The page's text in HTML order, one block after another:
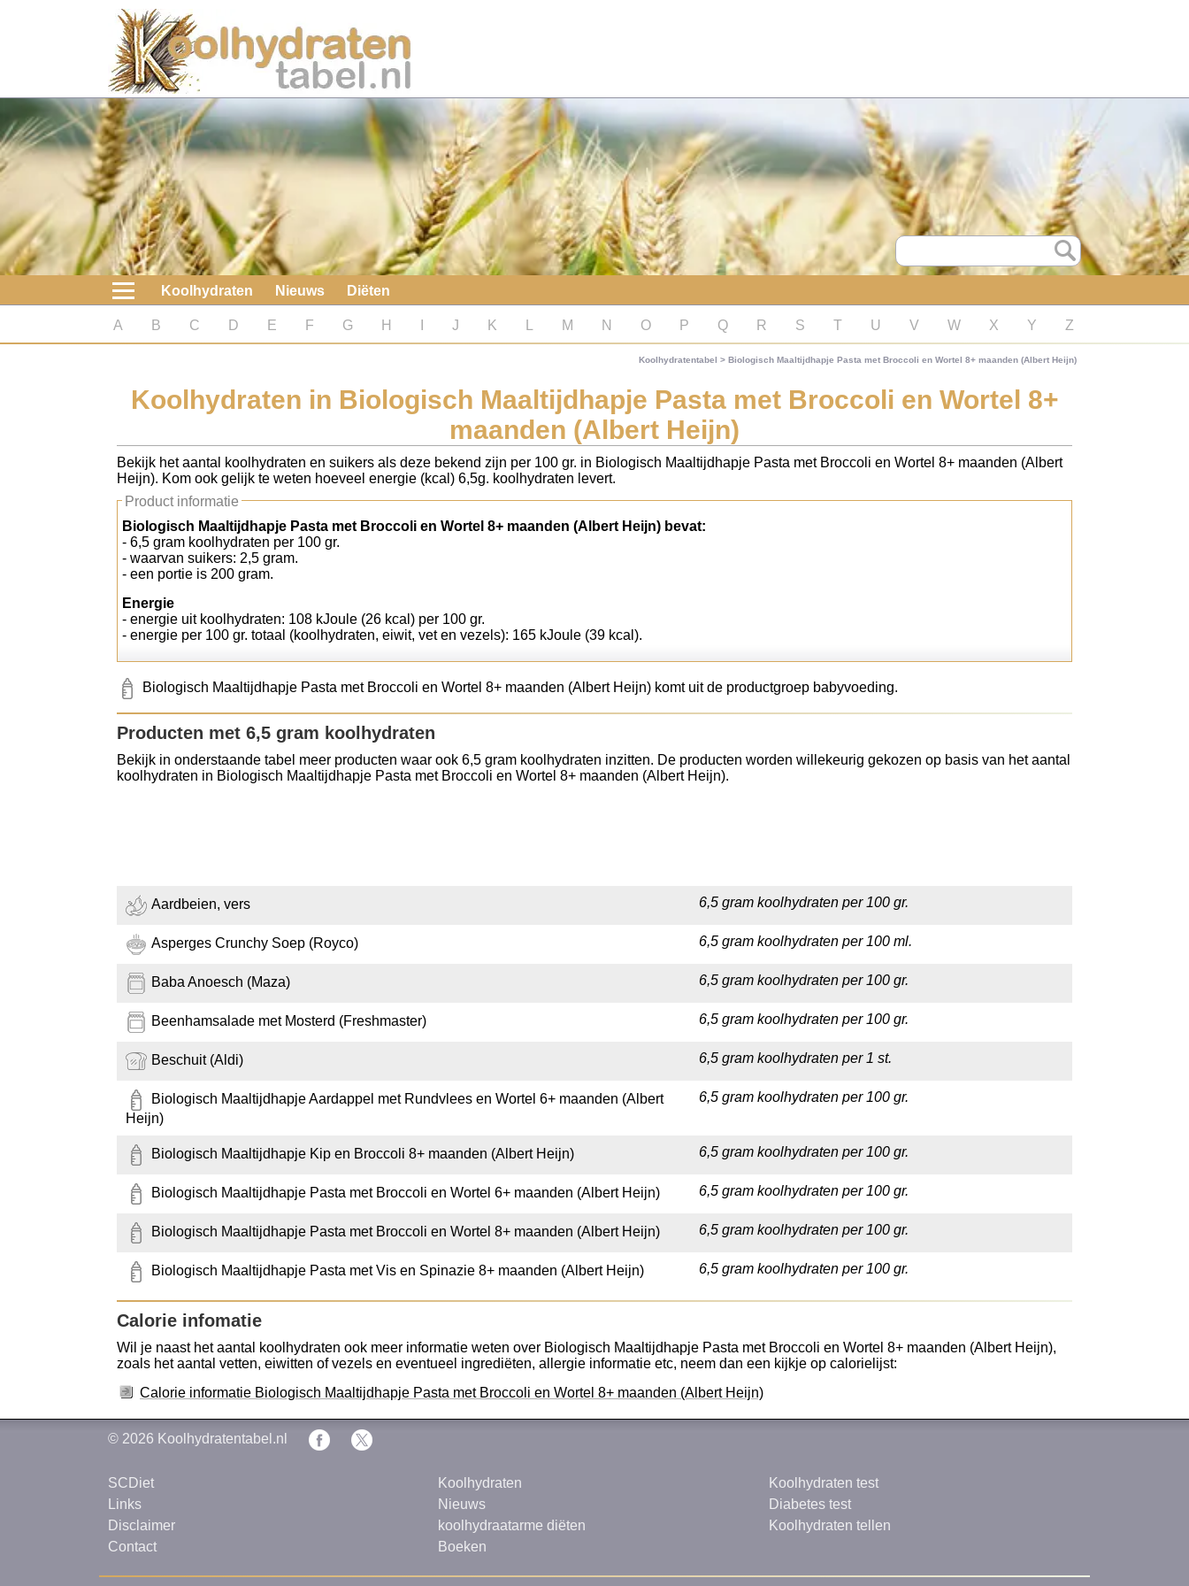
Koolhydraten
Nieuws
Koolhydraatarme diëten
Boeken
koolhydraatarme diëten
Diabetes test
Koolhydraten Nieuws Diëten
A B C D E F G H J K M N O P Q R S T U V W X Y Z
Koolhydratentabel > Biologisch Maaltijdhapje Pasta met Broccoli en Wortel 8+ maanden (Albert Heijn)
Koolhydraten in Biologisch Maaltijdhapje Pasta met Broccoli en Wortel 8+
maanden (Albert Heijn)
Bekijk het aantal koolhydraten en suikers als deze bekend zijn per 100 gr. in Biologisch Maaltijdhapje Pasta met Broccoli en Wortel 8+ maanden (Albert
Heijn). Kom ook gelijk te weten hoeveel energie (kcal) 6,5g. koolhydraten levert.
Product informatie
Biologisch Maaltijdhapje Pasta met Broccoli en Wortel 8+ maanden (Albert Heijn) bevat:
- 6,5 gram koolhydraten per 100 gr.
- waarvan suikers: 2,5 gram.
- een portie is 200 gram.
Energie
- energie uit koolhydraten: 108 kJoule (26 kcal) per 100 gr.
- energie per 100 gr. totaal (koolhydraten, eiwit, vet en vezels): 165 kJoule (39 kcal).
Biologisch Maaltijdhapje Pasta met Broccoli en Wortel 8+ maanden (Albert Heijn) komt uit de productgroep babyvoeding.
Producten met 6,5 gram koolhydraten
Bekijk in onderstaande tabel meer producten waar ook 6,5 gram koolhydraten inzitten. De producten worden willekeurig gekozen op basis van het aantal
koolhydraten in Biologisch Maaltijdhapje Pasta met Broccoli en Wortel 8+ maanden (Albert Heijn).
Aardbeien, vers 6,5 gram koolhydraten per 100 gr.
Asperges Crunchy Soep (Royco) 6,5 gram koolhydraten per 100 ml.
Baba Anoesch (Maza) 6,5 gram koolhydraten per 100 gr.
Beenhamsalade met Mosterd (Freshmaster) 6,5 gram koolhydraten per 100 gr.
Beschuit (Aldi) 6,5 gram koolhydraten per 1 st.
Biologisch Maaltijdhapje Aardappel met Rundvlees en Wortel 6+ maanden (Albert
Heijn)
6,5 gram koolhydraten per 100 gr.
Biologisch Maaltijdhapje Kip en Broccoli 8+ maanden (Albert Heijn) 6,5 gram koolhydraten per 100 gr.
Biologisch Maaltijdhapje Pasta met Broccoli en Wortel 6+ maanden (Albert Heijn) 6,5 gram koolhydraten per 100 gr.
Biologisch Maaltijdhapje Pasta met Broccoli en Wortel 8+ maanden (Albert Heijn) 6,5 gram koolhydraten per 100 gr.
Biologisch Maaltijdhapje Pasta met Vis en Spinazie 8+ maanden (Albert Heijn) 6,5 gram koolhydraten per 100 gr.
Calorie infomatie
Wil je naast het aantal koolhydraten ook meer informatie weten over Biologisch Maaltijdhapje Pasta met Broccoli en Wortel 8+ maanden (Albert Heijn),
zoals het aantal vetten, eiwitten of vezels en eventueel ingrediëten, allergie informatie etc, neem dan een kijkje op calorielijst:
Calorie informatie Biologisch Maaltijdhapje Pasta met Broccoli en Wortel 8+ maanden (Albert Heijn)
© 2026 Koolhydratentabel.nl
SCDiet
Links
Disclaimer
Contact
Koolhydraten
Nieuws
koolhydraatarme diëten
Boeken
Koolhydraten test
Diabetes test
Koolhydraten tellen